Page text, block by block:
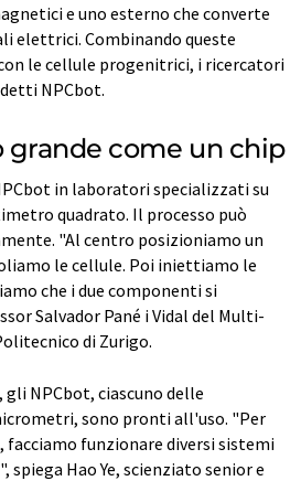
e uno esterno che converte
elettrici. Combinando queste
le cellule progenitrici, i ricercatori
NPCbot.
grande come un chip
in laboratori specializzati su
quadrato. Il processo può
"Al centro posizioniamo un
le cellule. Poi iniettiamo le
che i due componenti si
Salvador Pané i Vidal del Multi-
di Zurigo.
NPCbot, ciascuno delle
sono pronti all'uso. "Per
facciamo funzionare diversi sistemi
Hao Ye, scienziato senior e